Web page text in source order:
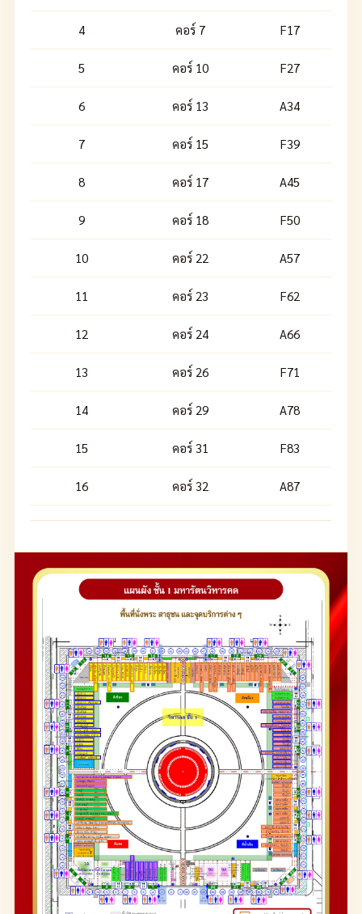
4 คอร์ 7 F17
5 คอร์ 10 F27
6 คอร์ 13 A34
7 คอร์ 15 F39
8 คอร์ 17 A45
9 คอร์ 18 F50
10 คอร์ 22 A57
11 คอร์ 23 F62
12 คอร์ 24 A66
13 คอร์ 26 F71
14 คอร์ 29 A78
15 คอร์ 31 F83
16 คอร์ 32 A87